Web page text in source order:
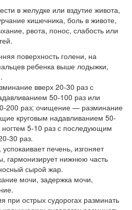
в желудке или вздутие живота,
кишечника, боль в животе,
рвота, понос, слабость или
поверхность голени, на
ребенка выше лодыжки,
вверх 20-30 раз с
50-100 раз или
200 раз; очищение — разминание
круговым надавливанием 50-
5-10 раз с последующим
30 раз.
печень, изгоняет
гармонизирует нижнюю часть
сырой жар.
мочи, задержка мочи,
острых судорогах разминать